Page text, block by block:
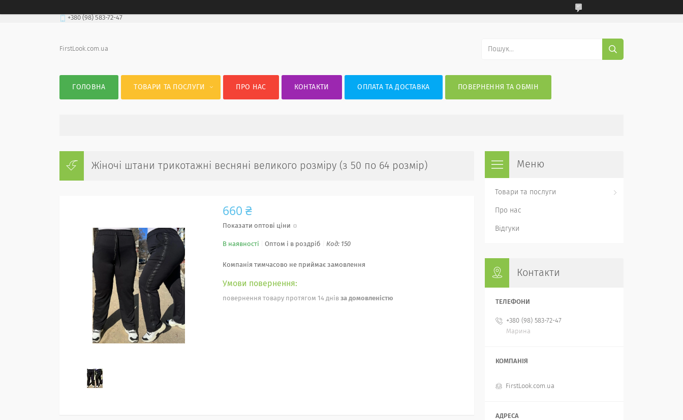
+380 (98) 583-72-47
FirstLook.com.ua
ГОЛОВНА ТОВАРИ ТА ПОСЛУГИ ПРО НАС КОНТАКТИ ОПЛАТА ТА ДОСТАВКА ПОВЕРНЕННЯ ТА ОБМІН
Жіночі штани трикотажні весняні великого розміру (з 50 по 64 розмір)
660 ₴
Показати оптові ціни
В наявності Оптом і в роздріб Код: 150
Компанія тимчасово не приймає замовлення
повернення товару протягом 14 днів за домовленістю
Товари та послуги
Про нас
Відгуки
Контакти
+380 (98) 583-72-47
Марина
FirstLook.com.ua